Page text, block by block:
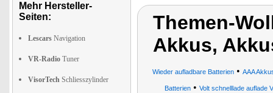
Mehr Hersteller-
Seiten:
Lescars Navigation
VR-Radio Tuner
VisorTech Schliesszylinder
Themen-
Akkus,
Wieder aufladbare Batterien • AAA
Batterien • Volt schnelllade auflade